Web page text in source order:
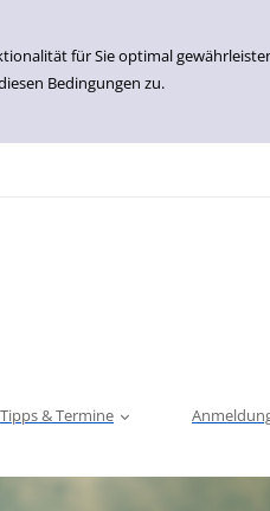
für Sie optimal
Bedingungen zu.
Tipps & Termine